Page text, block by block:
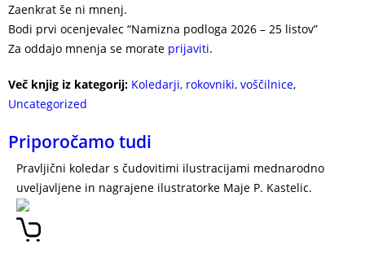
Zaenkrat še ni mnenj.
Bodi prvi ocenjevalec “Namizna podloga 2026 – 25 listov”
Za oddajo mnenja se morate prijaviti.
Več knjig iz kategorij: Koledarji, rokovniki, voščilnice,
Uncategorized
Priporočamo tudi
Pravljični koledar s čudovitimi ilustracijami mednarodno
uveljavljene in nagrajene ilustratorke Maje P. Kastelic.